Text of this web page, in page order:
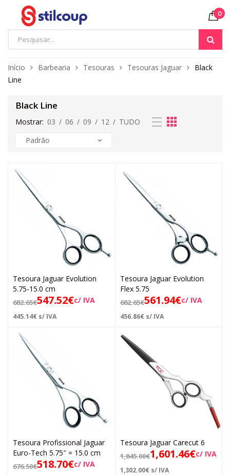
0
Início Barbearia Tesouras Tesouras Jaguar
Black
Line
Black Line
Mostrar: 03 / 06 / 09 / 12 / TUDO
Tesoura Jaguar Evolution
5.75-15.0 cm
682.65€547.52€c/ IVA
445.14€ s/ IVA
Tesoura Jaguar Evolution
Flex 5.75
682.65€561.94€c/ IVA
456.86€ s/ IVA
Tesoura Profissional Jaguar
Euro-Tech 5.75″ = 15.0 cm
676.50€518.70€c/ IVA
Tesoura Jaguar Carecut 6
1,845.00€1,601.46€c/ IVA
1,302.00€ s/ IVA